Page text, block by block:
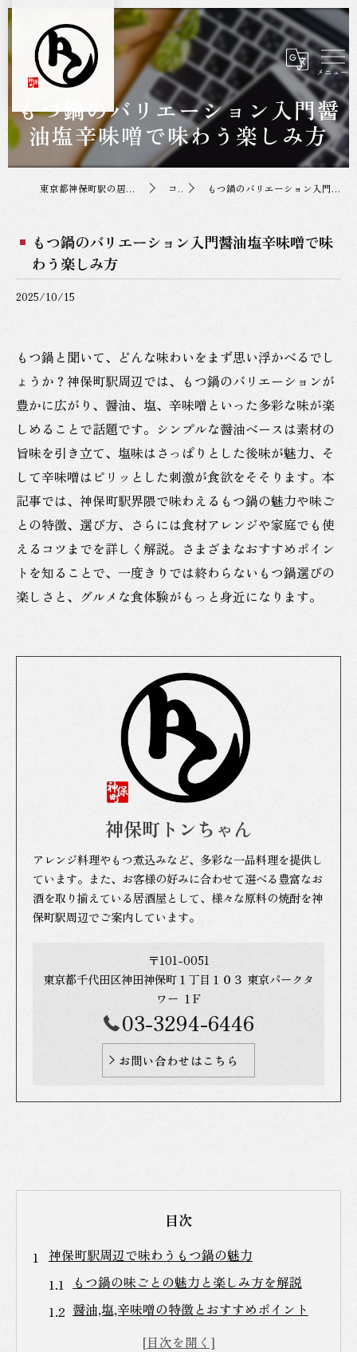
もつ鍋のバリエーション入門醤
油塩辛味噌で味わう楽しみ方
東京都神保町駅の居酒屋なら神保町トンちゃん コラム もつ鍋のバリエーション入門醤油塩辛味噌で味わう楽しみ方
もつ鍋のバリエーション入門醤油塩辛味噌で味
わう楽しみ方
2025/10/15
もつ鍋と聞いて、どんな味わいをまず思い浮かべるでし
ょうか？神保町駅周辺では、もつ鍋のバリエーションが
豊かに広がり、醤油、塩、辛味噌といった多彩な味が楽
しめることで話題です。シンプルな醤油ベースは素材の
旨味を引き立て、塩味はさっぱりとした後味が魅力、そ
して辛味噌はピリッとした刺激が食欲をそそります。本
記事では、神保町駅界隈で味わえるもつ鍋の魅力や味ご
との特徴、選び方、さらには食材アレンジや家庭でも使
えるコツまでを詳しく解説。さまざまなおすすめポイン
トを知ることで、一度きりでは終わらないもつ鍋選びの
楽しさと、グルメな食体験がもっと身近になります。
神保町トンちゃん
アレンジ料理やもつ煮込みなど、多彩な一品料理を提供し
ています。また、お客様の好みに合わせて選べる豊富なお
酒を取り揃えている居酒屋として、様々な原料の焼酎を神
保町駅周辺でご案内しています。
〒101-0051
東京都千代田区神田神保町１丁目１０３ 東京パークタ
ワー １F
03-3294-6446
お問い合わせはこちら
目次
神保町駅周辺で味わうもつ鍋の魅力
もつ鍋の味ごとの魅力と楽しみ方を解説
醤油,塩,辛味噌の特徴とおすすめポイント
神保町駅周辺で味わえるもつ鍋の魅力